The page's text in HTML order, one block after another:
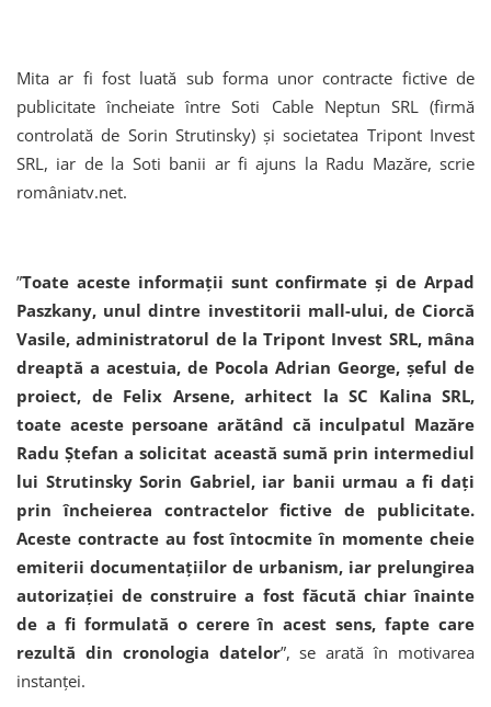
Mita ar fi fost luată sub forma unor contracte fictive de
publicitate încheiate între Soti Cable Neptun SRL (firmă
controlată de Sorin Strutinsky) și societatea Tripont Invest
SRL, iar de la Soti banii ar fi ajuns la Radu Mazăre, scrie
româniatv.net.
”Toate aceste informații sunt confirmate și de Arpad
Paszkany, unul dintre investitorii mall-ului, de Ciorcă
Vasile, administratorul de la Tripont Invest SRL, mâna
dreaptă a acestuia, de Pocola Adrian George, șeful de
proiect, de Felix Arsene, arhitect la SC Kalina SRL,
toate aceste persoane arătând că inculpatul Mazăre
Radu Ștefan a solicitat această sumă prin intermediul
lui Strutinsky Sorin Gabriel, iar banii urmau a fi dați
prin încheierea contractelor fictive de publicitate.
Aceste contracte au fost întocmite în momente cheie
emiterii documentațiilor de urbanism, iar prelungirea
autorizației de construire a fost făcută chiar înainte
de a fi formulată o cerere în acest sens, fapte care
rezultă din cronologia datelor”, se arată în motivarea
instanței.